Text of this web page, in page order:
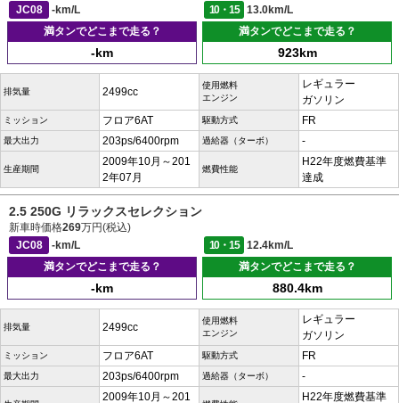
JC08
-km/L 10・15
13.0km/L
満タンでどこまで走る？
-km
満タンでどこまで走る？
923km
排気量 2499cc
使用燃料
エンジン
レギュラー
ガソリン
ミッション フロア6AT 駆動方式 FR
最大出力 203ps/6400rpm 過給器（ターボ） -
生産期間
2009年10月～201
2年07月
燃費性能
H22年度燃費基準
達成
2.5 250G リラックスセレクション
新車時価格269万円(税込)
JC08
-km/L 10・15
12.4km/L
満タンでどこまで走る？
-km
満タンでどこまで走る？
880.4km
排気量 2499cc
使用燃料
エンジン
レギュラー
ガソリン
ミッション フロア6AT 駆動方式 FR
最大出力 203ps/6400rpm 過給器（ターボ） -
2009年10月～201 H22年度燃費基準